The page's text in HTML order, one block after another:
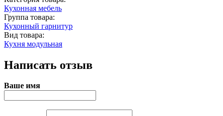
Кухонная мебель
Группа товара:
Кухонный гарнитур
Вид товара:
Кухня модульная
Написать отзыв
Ваше имя